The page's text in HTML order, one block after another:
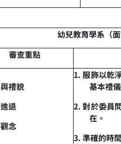
幼兒教育學系（面
審查重點
禮貌
退
念
1. 服飾以乾
基本禮儀
2. 對於委員
在。
3. 準確的時